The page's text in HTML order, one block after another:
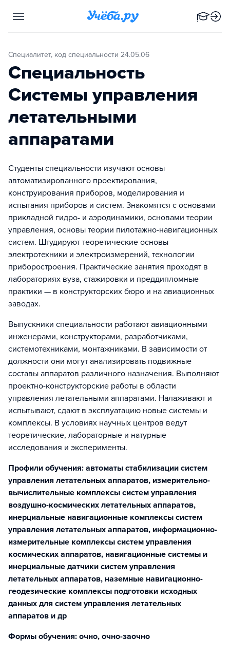
Специалитет, код специальности 24.05.06
Специальность
Системы управления
летательными
аппаратами
Студенты специальности изучают основы
автоматизированного проектирования,
конструирования приборов, моделирования и
испытания приборов и систем. Знакомятся с основами
прикладной гидро- и аэродинамики, основами теории
управления, основы теории пилотажно-навигационных
систем. Штудируют теоретические основы
электротехники и электроизмерений, технологии
приборостроения. Практические занятия проходят в
лабораториях вуза, стажировки и преддипломные
практики — в конструкторских бюро и на авиационных
заводах.
Выпускники специальности работают авиационными
инженерами, конструкторами, разработчиками,
системотехниками, монтажниками. В зависимости от
должности они могут анализировать подвижные
составы аппаратов различного назначения. Выполняют
проектно-конструкторские работы в области
управления летательными аппаратами. Налаживают и
испытывают, сдают в эксплуатацию новые системы и
комплексы. В условиях научных центров ведут
теоретические, лабораторные и натурные
исследования и эксперименты.
Профили обучения: автоматы стабилизации систем
управления летательных аппаратов, измерительно-
вычислительные комплексы систем управления
воздушно-космических летательных аппаратов,
инерциальные навигационные комплексы систем
управления летательных аппаратов, информационно-
измерительные комплексы систем управления
космических аппаратов, навигационные системы и
инерциальные датчики систем управления
летательных аппаратов, наземные навигационно-
геодезические комплексы подготовки исходных
данных для систем управления летательных
аппаратов и др
Формы обучения: очно, очно-заочно